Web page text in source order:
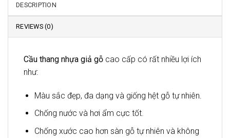
DESCRIPTION
REVIEWS (0)
Cầu thang nhựa giả gỗ cao cấp có rất nhiều lợi ích
như:
Màu sắc đẹp, đa dạng và giống hệt gỗ tự nhiên.
Chống nước và hơi ẩm cực tốt.
Chống xước cao hơn sàn gỗ tự nhiên và không